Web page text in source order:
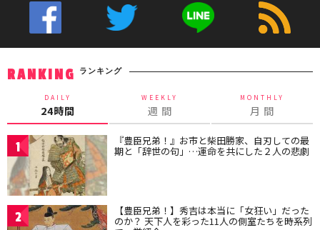
RANKING ランキング
DAILY
24時間
WEEKLY
週 間
MONTHLY
月 間
1 『豊臣兄弟！』お市と柴田勝家、自刃しての最
期と「辞世の句」…運命を共にした２人の悲劇
2 【豊臣兄弟！】秀吉は本当に「女狂い」だった
のか？ 天下人を彩った11人の側室たちを時系列